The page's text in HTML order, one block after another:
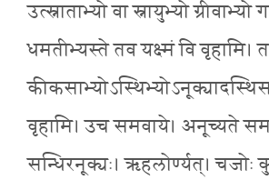
उत्स्नाताभ्यो वा स्नायुभ्यो
धमतीभ्यस्ते तव यक्ष्मं वि वृहामि।
वृहामि। उच समवाये। अनूच्यते
सन्धिरनूक्यः। ऋहलोर्ण्यत्। चजोः